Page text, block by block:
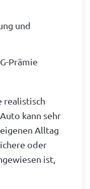
und
Prämie
realistisch
kann sehr
Alltag
oder
ist,